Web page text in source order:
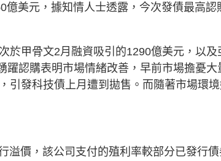
美元，據知情人士透露，今次發債最高認
於甲骨文2月融資吸引的1290億美元，以及
躍認購表明市場情緒改善，早前市場擔憂大
引發科技債上月遭到拋售。而隨著市場環
溢價，該公司支付的殖利率較部分已發行